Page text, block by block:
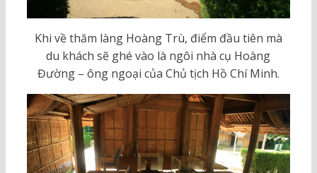
Khi về thăm làng Hoàng Trù, điểm đầu tiên mà
du khách sẽ ghé vào là ngôi nhà cụ Hoàng
Đường – ông ngoại của Chủ tịch Hồ Chí Minh.